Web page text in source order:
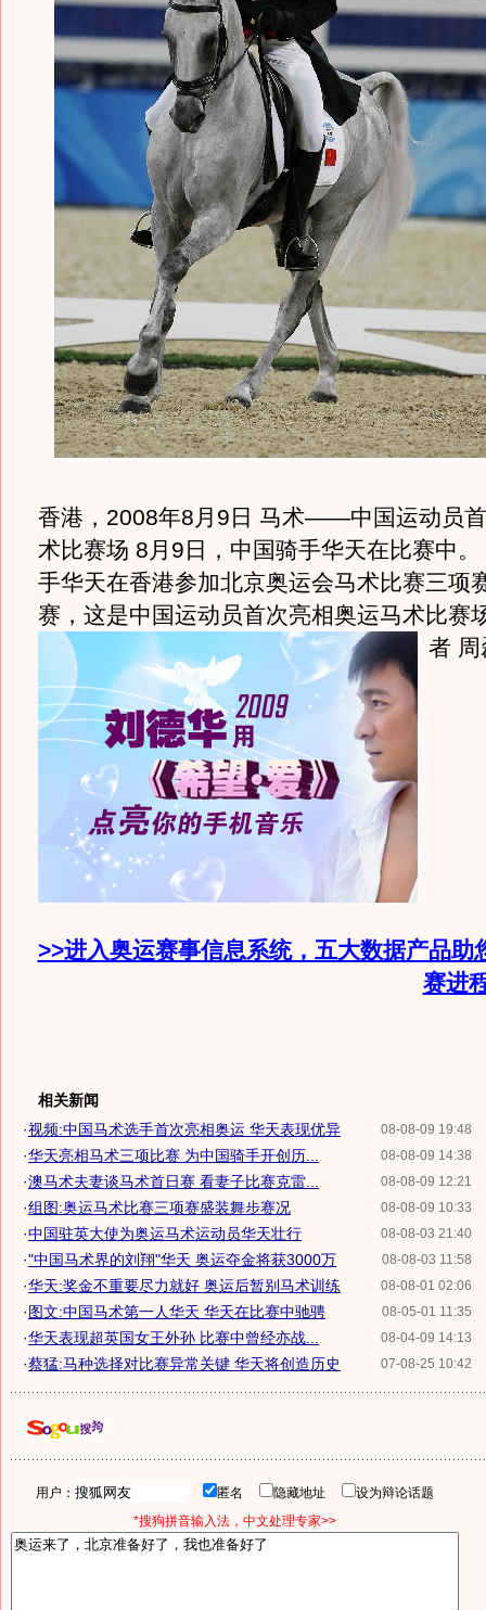
香港，2008年8月9日 马术——中国运动员
术比赛场 8月9日，中国骑手华天在比赛中
手华天在香港参加北京奥运会马术比赛三项
赛，这是中国运动员首次亮相奥运马术比赛
者 周
>>进入奥运赛事信息系统，五大数据产品助
赛进
相关新闻
08-08-09 19:48
·视频:中国马术选手首次亮相奥运 华天表现优异
08-08-09 14:38
·华天亮相马术三项比赛 为中国骑手开创历...
08-08-09 12:21
·澳马术夫妻谈马术首日赛 看妻子比赛克雷...
08-08-09 10:33
·组图:奥运马术比赛三项赛盛装舞步赛况
08-08-03 21:40
·中国驻英大使为奥运马术运动员华天壮行
08-08-03 11:58
·"中国马术界的刘翔"华天 奥运夺金将获3000万
08-08-01 02:06
·华天:奖金不重要尽力就好 奥运后暂别马术训练
08-05-01 11:35
·图文:中国马术第一人华天 华天在比赛中驰骋
08-04-09 14:13
·华天表现超英国女王外孙 比赛中曾经亦战...
07-08-25 10:42
·蔡猛:马种选择对比赛异常关键 华天将创造历史
用户： 匿名 隐藏地址
设为辩论话题
*搜狗拼音输入法，中文处理专家>>